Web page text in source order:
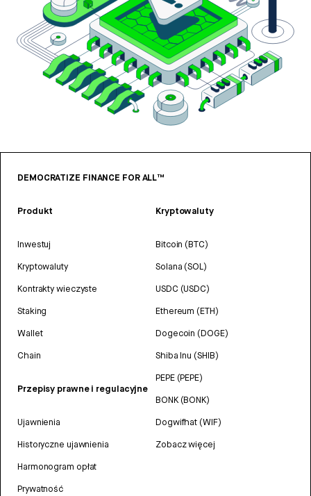
DEMOCRATIZE FINANCE FOR ALL™
Produkt
Inwestuj
Kryptowaluty
Kontrakty wieczyste
Staking
Wallet
Chain
Przepisy prawne i regulacyjne
Ujawnienia
Historyczne ujawnienia
Harmonogram opłat
Prywatność
Kryptowaluty
Bitcoin (BTC)
Solana (SOL)
USDC (USDC)
Ethereum (ETH)
Dogecoin (DOGE)
Shiba Inu (SHIB)
PEPE (PEPE)
BONK (BONK)
Dogwifhat (WIF)
Zobacz więcej